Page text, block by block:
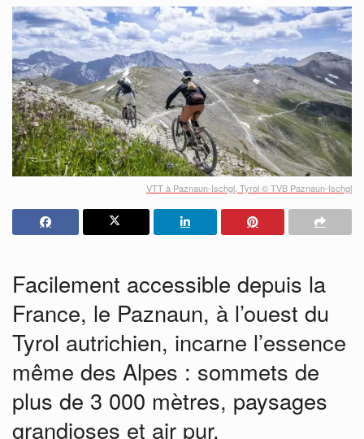
VTT à Paznaun-Ischgl, Tyrol © TVB Paznaun-Ischgl
Facilement accessible depuis la
France, le Paznaun, à l’ouest du
Tyrol autrichien, incarne l’essence
même des Alpes : sommets de
plus de 3 000 mètres, paysages
grandioses et air pur.